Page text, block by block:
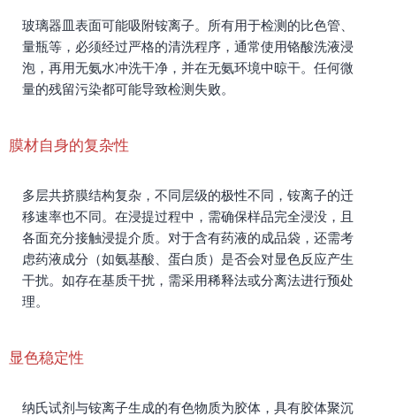
玻璃器皿表面可能吸附铵离子。所有用于检测的比色管、
量瓶等，必须经过严格的清洗程序，通常使用铬酸洗液浸
泡，再用无氨水冲洗干净，并在无氨环境中晾干。任何微
量的残留污染都可能导致检测失败。
膜材自身的复杂性
多层共挤膜结构复杂，不同层级的极性不同，铵离子的迁
移速率也不同。在浸提过程中，需确保样品完全浸没，且
各面充分接触浸提介质。对于含有药液的成品袋，还需考
虑药液成分（如氨基酸、蛋白质）是否会对显色反应产生
干扰。如存在基质干扰，需采用稀释法或分离法进行预处
理。
显色稳定性
纳氏试剂与铵离子生成的有色物质为胶体，具有胶体聚沉